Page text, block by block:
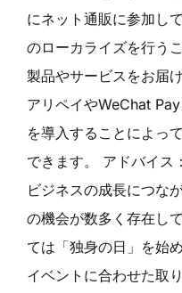
にネット通販に参加し
のローカライズを行う
製品やサービスをお届
アリペイやWeChat
を導入することによっ
できます。 アドバイス
ビジネスの成長につな
の機会が数多く存在し
ては「独身の日」を始
イベントに合わせた取